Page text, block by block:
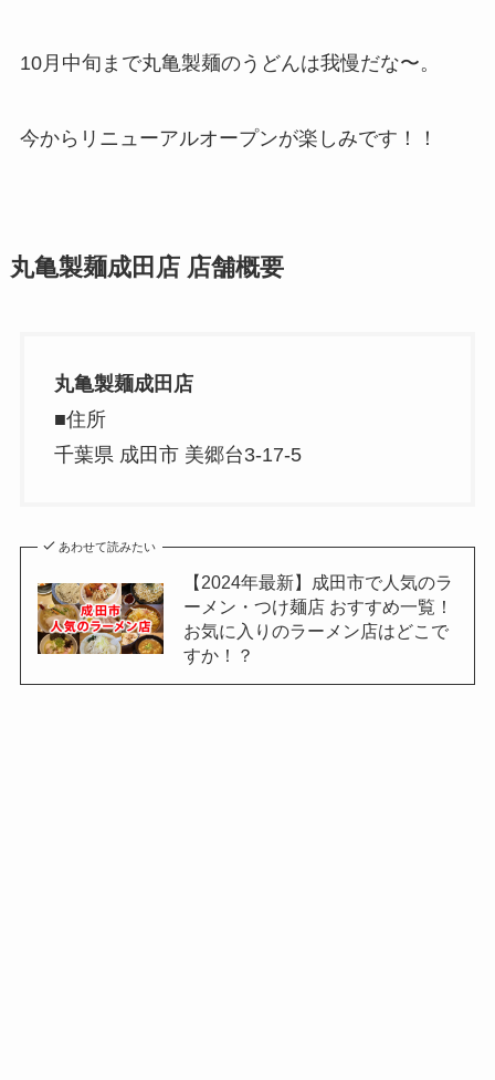
10月中旬まで丸亀製麺のうどんは我慢だな〜。
今からリニューアルオープンが楽しみです！！
丸亀製麺成田店 店舗概要
丸亀製麺成田店
■住所
千葉県 成田市 美郷台3-17-5
あわせて読みたい
【2024年最新】成田市で人気のラ
ーメン・つけ麺店 おすすめ一覧！
お気に入りのラーメン店はどこで
すか！？